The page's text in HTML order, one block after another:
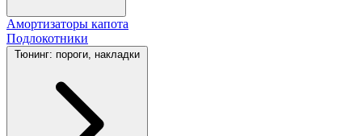
Амортизаторы капота
Подлокотники
Тюнинг: пороги, накладки